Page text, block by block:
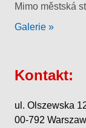
Mimo městská
Galerie »
Kontakt:
ul. Olszewska
00-792